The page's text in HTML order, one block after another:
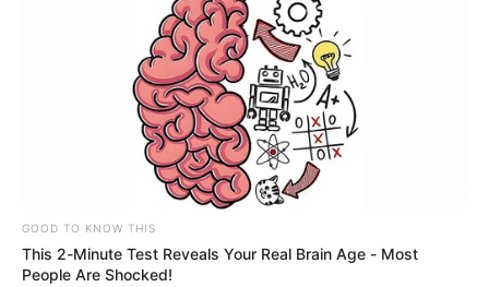
Archivo Policía
Referencia de abuso sexual en Medellín
GOOD TO KNOW THIS
This 2-Minute Test Reveals Your Real Brain Age - Most
People Are Shocked!